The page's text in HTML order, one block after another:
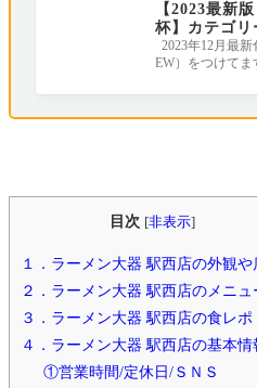
【2023最新
杯】カテゴリ
ラーメン店
行きました！
2023年12月最
EW）をつけて
目次 [非表示]
１．ラーメン大器 駅西店の外観や
２．ラーメン大器 駅西店のメニュ
３．ラーメン大器 駅西店の食レポ
４．ラーメン大器 駅西店の基本情
①営業時間/定休日/ＳＮＳ